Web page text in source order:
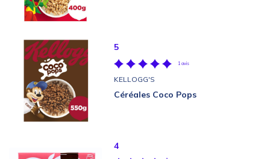
5
1 avis
KELLOGG'S
Céréales Coco Pops
4